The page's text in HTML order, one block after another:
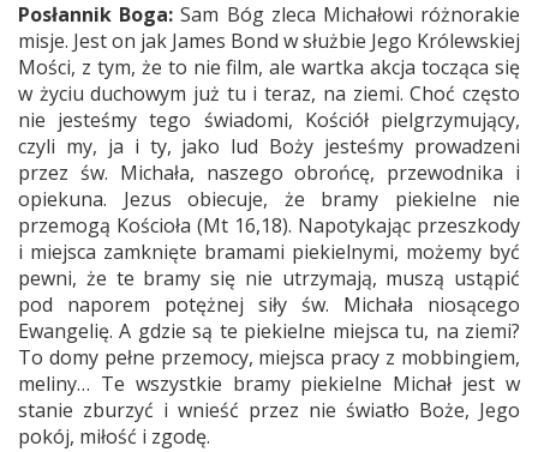
Posłannik Boga: Sam Bóg zleca Michałowi różnorakie
misje. Jest on jak James Bond w służbie Jego Królewskiej
Mości, z tym, że to nie film, ale wartka akcja tocząca się
w życiu duchowym już tu i teraz, na ziemi. Choć często
nie jesteśmy tego świadomi, Kościół pielgrzymujący,
czyli my, ja i ty, jako lud Boży jesteśmy prowadzeni
przez św. Michała, naszego obrońcę, przewodnika i
opiekuna. Jezus obiecuje, że bramy piekielne nie
przemogą Kościoła (Mt 16,18). Napotykając przeszkody
i miejsca zamknięte bramami piekielnymi, możemy być
pewni, że te bramy się nie utrzymają, muszą ustąpić
pod naporem potężnej siły św. Michała niosącego
Ewangelię. A gdzie są te piekielne miejsca tu, na ziemi?
To domy pełne przemocy, miejsca pracy z mobbingiem,
meliny… Te wszystkie bramy piekielne Michał jest w
stanie zburzyć i wnieść przez nie światło Boże, Jego
pokój, miłość i zgodę.